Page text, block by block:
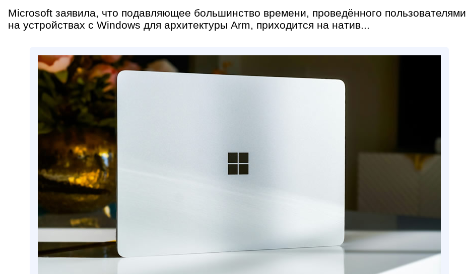
Microsoft заявила, что подавляющее большинство времени, проведённого пользователями
на устройствах с Windows для архитектуры Arm, приходится на натив...